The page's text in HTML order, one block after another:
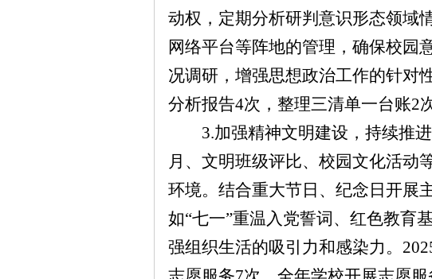
动权，定期分析研判意识形态领域
网络平台等阵地的管理，确保校园
况调研，增强思想政治工作的针对
分析报告4次，整理三清单一台账2
3.加强精神文明建设，持续推
月、文明班级评比、校园文化活动
环境。 结合重大节日、纪念日开展
如“七一”重温入党誓词、红色教育
强组织生活的吸引力和感染力。